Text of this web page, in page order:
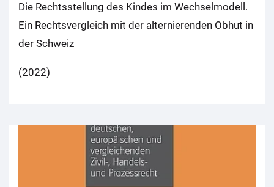
Die Rechtsstellung des Kindes im Wechselmodell.
Ein Rechtsvergleich mit der alternierenden Obhut in
der Schweiz
(2022)